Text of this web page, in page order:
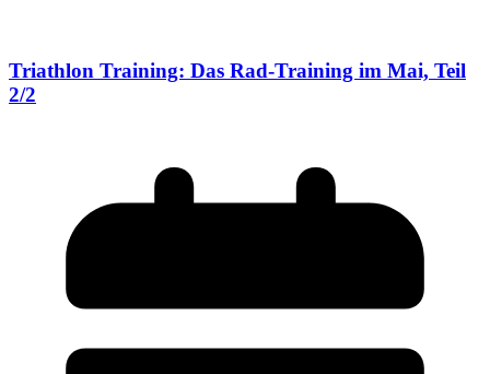
Triathlon Training: Das Rad-Training im Mai, Teil
2/2